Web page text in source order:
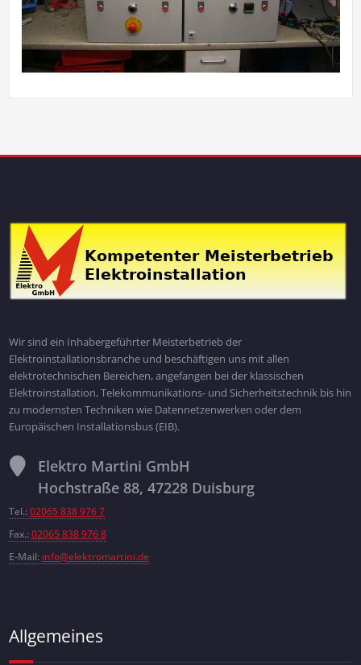
Wir sind ein Inhabergeführter Meisterbetrieb der
Elektroinstallationsbranche und beschäftigen uns mit allen
elektrotechnischen Bereichen, angefangen bei der klassischen
Elektroinstallation, Telekommunikations- und Sicherheitstechnik bis hin
zu modernsten Techniken wie Datennetzenwerken oder dem
Europäischen Installationsbus (EIB).
Elektro Martini GmbH
Hochstraße 88, 47228 Duisburg
Tel.: 02065 838 976 7
Fax.: 02065 838 976 8
E-Mail: info@elektromartini.de
Allgemeines